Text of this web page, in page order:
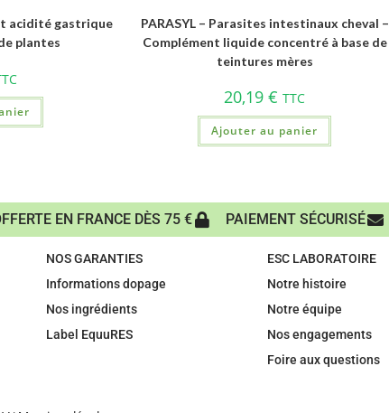
acidité gastrique
plantes
PARASYL – Parasites intestinaux cheval –
Complément liquide concentré à base de
teintures mères
20,19€ TTC
Ajouter au panier
EN FRANCE DÈS 75 € PAIEMENT SÉCURISÉ
NOS GARANTIES
Informations dopage
Nos ingrédients
Label EquuRES
ESC LABORATOIRE
Notre histoire
Notre équipe
Nos engagements
Foire aux questions